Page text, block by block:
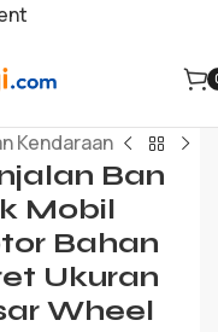
Kendaraan
Ban
Mobil
Bahan
Ukuran
Wheel